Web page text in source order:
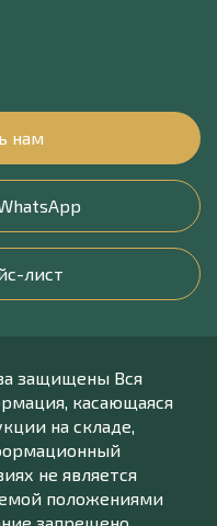
нам
лист
защищены Вся
касающаяся
на складе,
не является
положениями
запрещено